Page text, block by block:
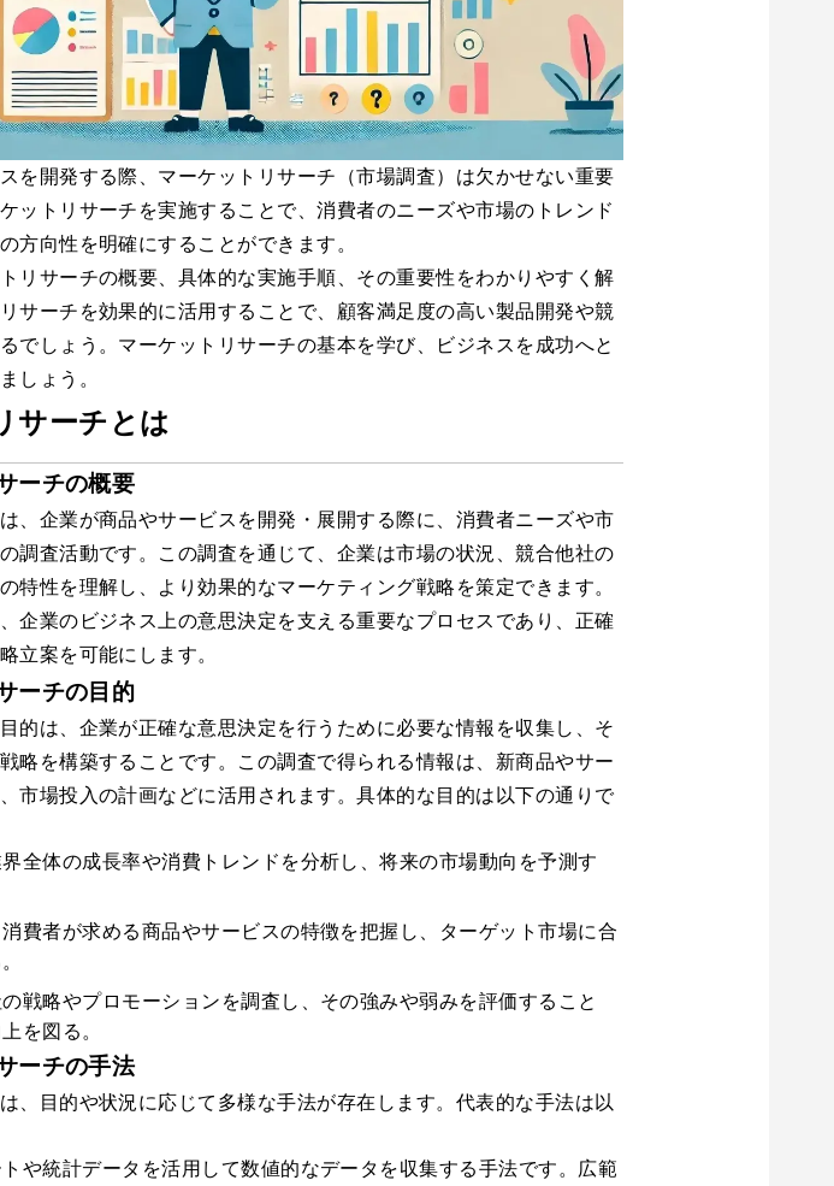
を開発する際、マーケットリサーチ（市場調査）は欠かせない重要
ットリサーチを実施することで、消費者のニーズや市場のトレンド
方向性を明確にすることができます。
リサーチの概要、具体的な実施手順、その重要性をわかりやすく解
サーチを効果的に活用することで、顧客満足度の高い製品開発や競
でしょう。マーケットリサーチの基本を学び、ビジネスを成功へと
しょう。
サーチとは
ーチの概要
、企業が商品やサービスを開発・展開する際に、消費者ニーズや市
調査活動です。この調査を通じて、企業は市場の状況、競合他社の
特性を理解し、より効果的なマーケティング戦略を策定できます。
企業のビジネス上の意思決定を支える重要なプロセスであり、正確
立案を可能にします。
ーチの目的
的は、企業が正確な意思決定を行うために必要な情報を収集し、そ
略を構築することです。この調査で得られる情報は、新商品やサー
市場投入の計画などに活用されます。具体的な目的は以下の通りで
界全体の成長率や消費トレンドを分析し、将来の市場動向を予測す
費者が求める商品やサービスの特徴を把握し、ターゲット市場に合
戦略やプロモーションを調査し、その強みや弱みを評価すること
を図る。
ーチの手法
、目的や状況に応じて多様な手法が存在します。代表的な手法は以
トや統計データを活用して数値的なデータを収集する手法です。広範